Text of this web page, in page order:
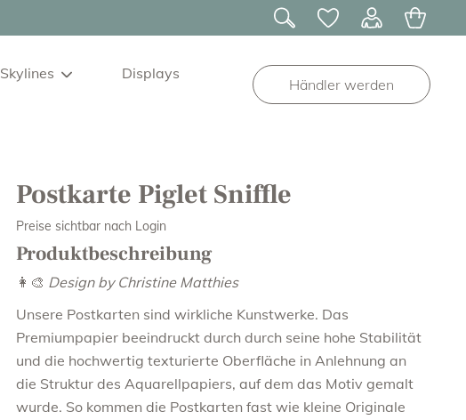
Skylines
Dortmund
Graz
Hamburg
Koblenz
Köln
Lübeck
Mainz
Displays
Händler werden
Postkarte Piglet Sniffle
Preise sichtbar nach Login
Produktbeschreibung
👩‍🎨 Design by Christine Matthies
Unsere Postkarten sind wirkliche Kunstwerke. Das
Premiumpapier beeindruckt durch durch seine hohe Stabilität
und die hochwertig texturierte Oberfläche in Anlehnung an
die Struktur des Aquarellpapiers, auf dem das Motiv gemalt
wurde. So kommen die Postkarten fast wie kleine Originale